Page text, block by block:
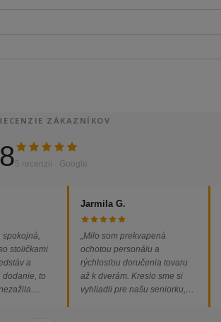
ZÁKAZNÍKOV
5 recenzií · Google
spokojná,
stoličkami
a
dodanie, to
Jarmila G.
„Milo som prekvapená
ochotou personálu a
rýchlosťou doručenia tovaru
až k dverám. Kreslo sme si
vyhliadli pre našu seniorku,